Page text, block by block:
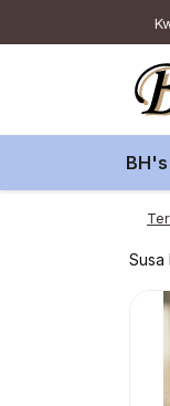
Susa